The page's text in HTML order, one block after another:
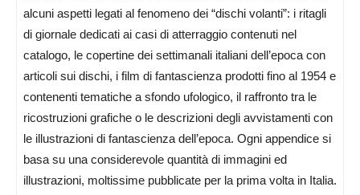
alcuni aspetti legati al fenomeno dei “dischi volanti”: i ritagli
di giornale dedicati ai casi di atterraggio contenuti nel
catalogo, le copertine dei settimanali italiani dell’epoca con
articoli sui dischi, i film di fantascienza prodotti fino al 1954 e
contenenti tematiche a sfondo ufologico, il raffronto tra le
ricostruzioni grafiche o le descrizioni degli avvistamenti con
le illustrazioni di fantascienza dell’epoca. Ogni appendice si
basa su una considerevole quantità di immagini ed
illustrazioni, moltissime pubblicate per la prima volta in Italia.